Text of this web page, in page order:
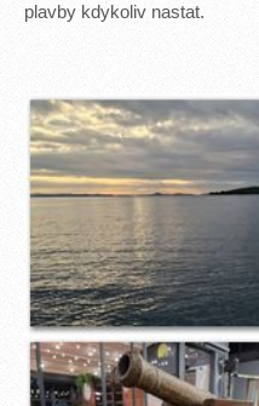
plavby kdykoliv nastat.